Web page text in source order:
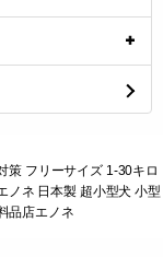
策 フリーサイズ 1-30キロ
ノネ 日本製 超小型犬 小型
品店エノネ